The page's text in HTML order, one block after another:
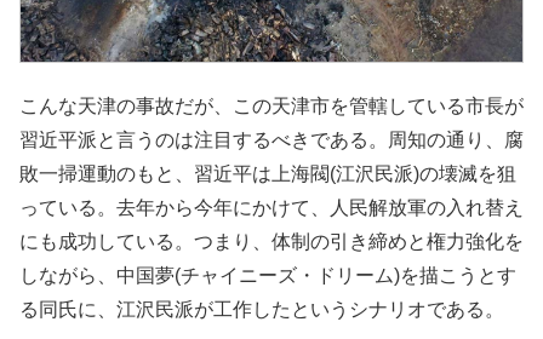
こんな天津の事故だが、この天津市を管轄している市長が
習近平派と言うのは注目するべきである。周知の通り、腐
敗一掃運動のもと、習近平は上海閥(江沢民派)の壊滅を狙
っている。去年から今年にかけて、人民解放軍の入れ替え
にも成功している。つまり、体制の引き締めと権力強化を
しながら、中国夢(チャイニーズ・ドリーム)を描こうとす
る同氏に、江沢民派が工作したというシナリオである。